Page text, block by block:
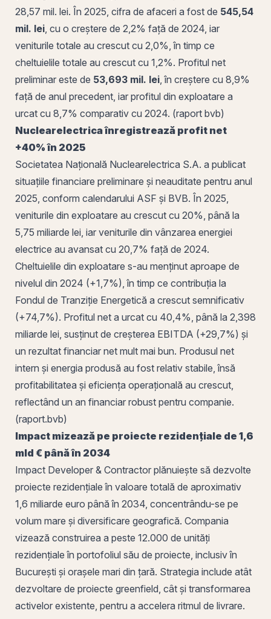
28,57 mil. lei. În 2025, cifra de afaceri a fost de 545,54
mil. lei, cu o creștere de 2,2% față de 2024, iar
veniturile totale au crescut cu 2,0%, în timp ce
cheltuielile totale au crescut cu 1,2%. Profitul net
preliminar este de 53,693 mil. lei, în creștere cu 8,9%
față de anul precedent, iar profitul din exploatare a
urcat cu 8,7% comparativ cu 2024. (raport bvb)
Nuclearelectrica înregistrează profit net
+40% în 2025
Societatea Națională Nuclearelectrica S.A. a publicat
situațiile financiare preliminare și neauditate pentru anul
2025, conform calendarului ASF și BVB. În 2025,
veniturile din exploatare au crescut cu 20%, până la
5,75 miliarde lei, iar veniturile din vânzarea energiei
electrice au avansat cu 20,7% față de 2024.
Cheltuielile din exploatare s-au menținut aproape de
nivelul din 2024 (+1,7%), în timp ce contribuția la
Fondul de Tranziție Energetică a crescut semnificativ
(+74,7%). Profitul net a urcat cu 40,4%, până la 2,398
miliarde lei, susținut de creșterea EBITDA (+29,7%) și
un rezultat financiar net mult mai bun. Produsul net
intern și energia produsă au fost relativ stabile, însă
profitabilitatea și eficiența operațională au crescut,
reflectând un an financiar robust pentru companie.
(raport.bvb)
Impact mizează pe proiecte rezidențiale de 1,6
mld € până în 2034
Impact Developer & Contractor plănuiește să dezvolte
proiecte rezidențiale în valoare totală de aproximativ
1,6 miliarde euro până în 2034, concentrându-se pe
volum mare și diversificare geografică. Compania
vizează construirea a peste 12.000 de unități
rezidențiale în portofoliul său de proiecte, inclusiv în
București și orașele mari din țară. Strategia include atât
dezvoltare de proiecte greenfield, cât și transformarea
activelor existente, pentru a accelera ritmul de livrare.